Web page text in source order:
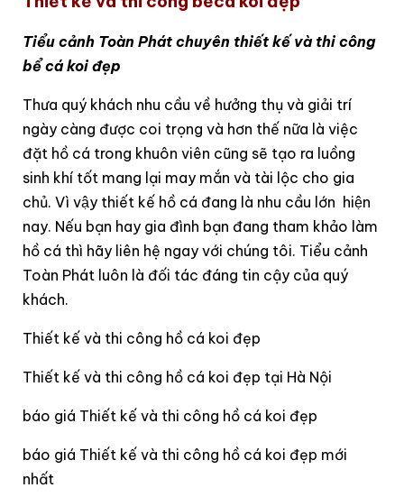
Tiểu cảnh Toàn Phát chuyên thiết kế và thi công
bể cá koi đẹp
Thưa quý khách nhu cầu về hưởng thụ và giải trí
ngày càng được coi trọng và hơn thế nữa là việc
đặt hồ cá trong khuôn viên cũng sẽ tạo ra luồng
sinh khí tốt mang lại may mắn và tài lộc cho gia
chủ. Vì vậy thiết kế hồ cá đang là nhu cầu lớn hiện
nay. Nếu bạn hay gia đình bạn đang tham khảo làm
hồ cá thì hãy liên hệ ngay với chúng tôi. Tiểu cảnh
Toàn Phát luôn là đối tác đáng tin cậy của quý
khách.
Thiết kế và thi công hồ cá koi đẹp
Thiết kế và thi công hồ cá koi đẹp tại Hà Nội
báo giá Thiết kế và thi công hồ cá koi đẹp
báo giá Thiết kế và thi công hồ cá koi đẹp mới
nhất